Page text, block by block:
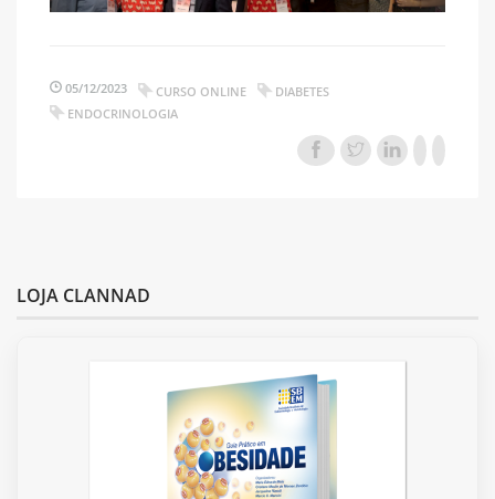
05/12/2023 CURSO ONLINE
DIABETES
ENDOCRINOLOGIA
LOJA CLANNAD